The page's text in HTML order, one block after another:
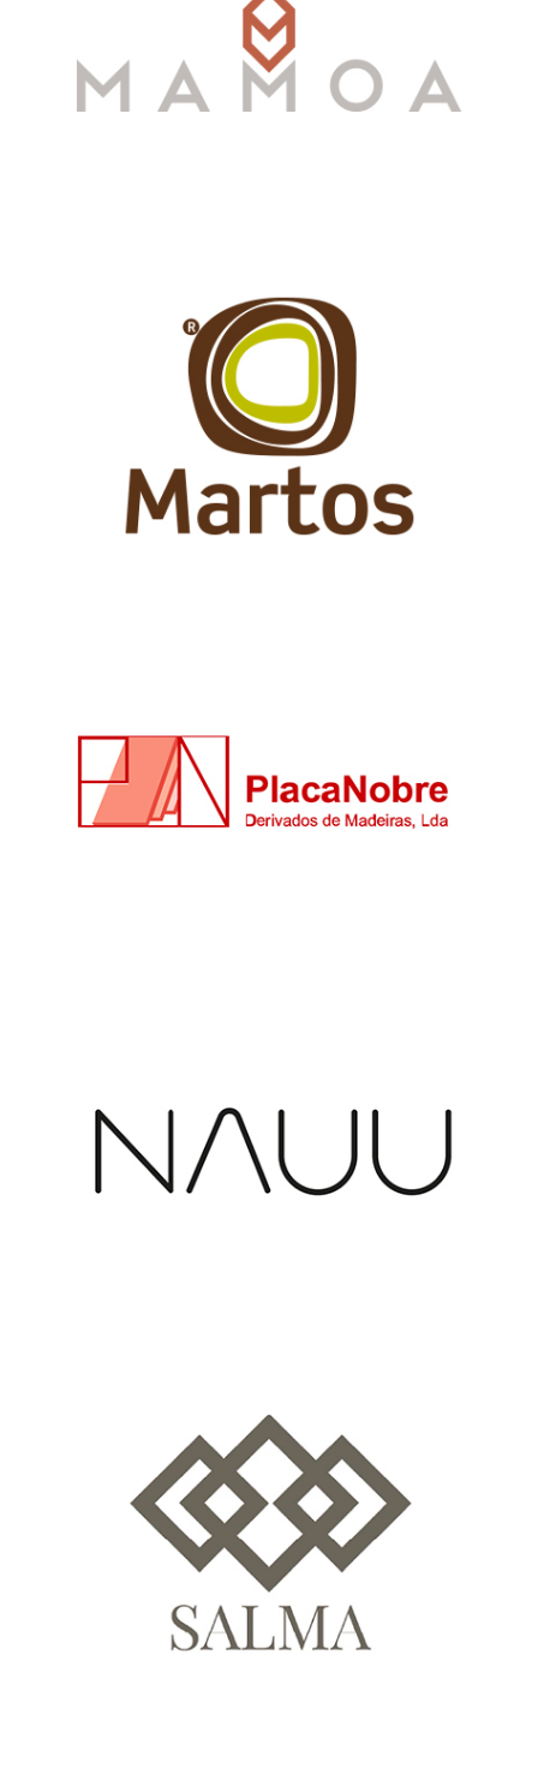
Myownway
Ver mais
Martos & Cª.
Ver mais
Placanobre - Derivados de Madeira,
Ver mais
Sadusluxury, Lda
Ver mais
Salma Furniture
Ver mais